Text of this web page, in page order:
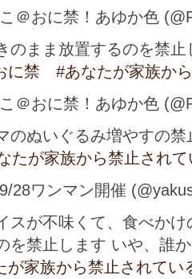
＠おに禁！あゆか色
のまま放置するのを禁
に禁
#あなたが家族か
＠おに禁！あゆか色
のぬいぐるみ増やすの
たが家族から禁止され
28ワンマン開催
スが不味くて、食べか
を禁止します いや、誰
が家族から禁止されてい